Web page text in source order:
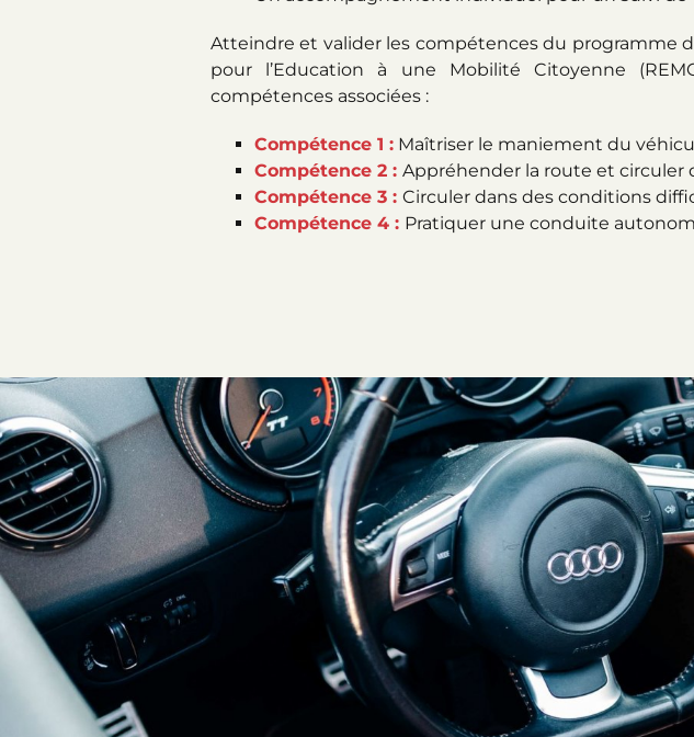
Atteindre et valider les compétences du programme
pour l’Education à une Mobilité Citoyenne
compétences associées :
Compétence 1 : Maîtriser le maniement du
Compétence 2 : Appréhender la route et circuler
Compétence 3 : Circuler dans des conditions
Compétence 4 : Pratiquer une conduite